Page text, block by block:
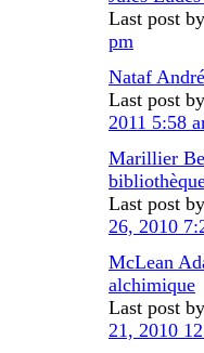
Last post by
pm
Nataf
Last post by
2011 5:58
Marillier
Last post by
26, 2010
McLean
alchimique
Last post by
21, 2010